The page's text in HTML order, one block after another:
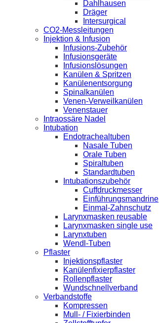
Dahlhausen
Dräger
Intersurgical
CO2-Messleitungen
Injektion & Infusion
Infusions-Zubehör
Infusionsgeräte
Infusionslösungen
Kanülen & Spritzen
Kanülenentsorgung
Spinalkanülen
Venen-Verweilkanülen
Venenstauer
Intraossäre Nadel
Intubation
Endotrachealtuben
Nasale Tuben
Orale Tuben
Spiraltuben
Standardtuben
Intubationszubehör
Cuffdruckmesser
Einführungsmandrine
Einmal-Zahnschutz
Larynxmasken reusable
Larynxmasken single use
Larynxtuben
Wendl-Tuben
Pflaster
Injektionspflaster
Kanülenfixierpflaster
Rollenpflaster
Wundschnellverband
Verbandstoffe
Kompressen
Mull- / Fixierbinden